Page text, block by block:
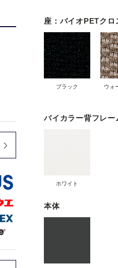
座：バイオPETクロ
ブラック ウォ
バイカラー背フレー
ホワイト
本体